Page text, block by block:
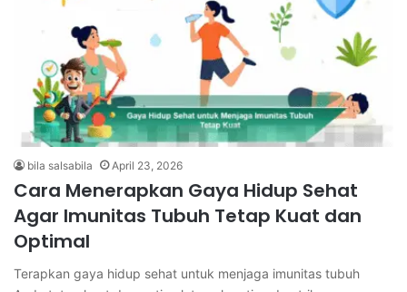
bila salsabila April 23, 2026
Cara Menerapkan Gaya Hidup Sehat
Agar Imunitas Tubuh Tetap Kuat dan
Optimal
Terapkan gaya hidup sehat untuk menjaga imunitas tubuh